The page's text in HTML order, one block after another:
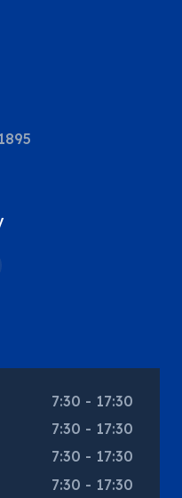
7:30 - 17:30
7:30 - 17:30
7:30 - 17:30
7:30 - 17:30